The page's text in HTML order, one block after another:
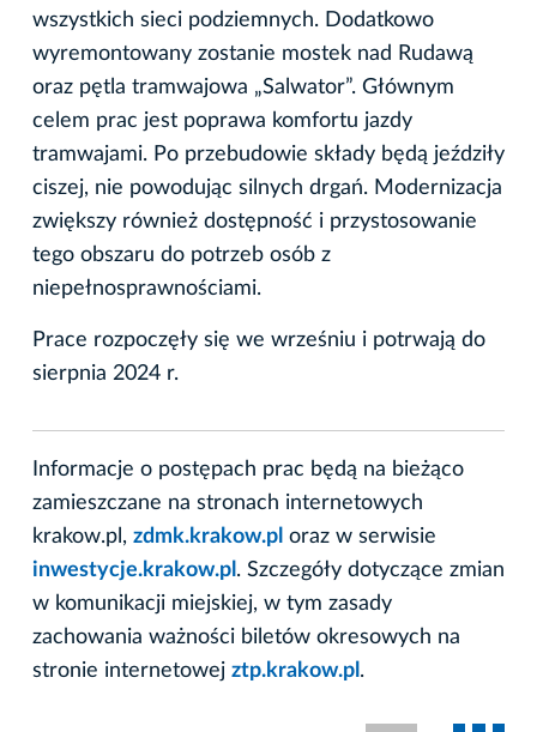
wszystkich sieci podziemnych. Dodatkowo
wyremontowany zostanie mostek nad Rudawą
oraz pętla tramwajowa „Salwator”. Głównym
celem prac jest poprawa komfortu jazdy
tramwajami. Po przebudowie składy będą jeździły
ciszej, nie powodując silnych drgań. Modernizacja
zwiększy również dostępność i przystosowanie
tego obszaru do potrzeb osób z
niepełnosprawnościami.
Prace rozpoczęły się we wrześniu i potrwają do
sierpnia 2024 r.
Informacje o postępach prac będą na bieżąco
zamieszczane na stronach internetowych
krakow.pl, zdmk.krakow.pl oraz w serwisie
inwestycje.krakow.pl . Szczegóły dotyczące zmian
w komunikacji miejskiej, w tym zasady
zachowania ważności biletów okresowych na
stronie internetowej ztp.krakow.pl .